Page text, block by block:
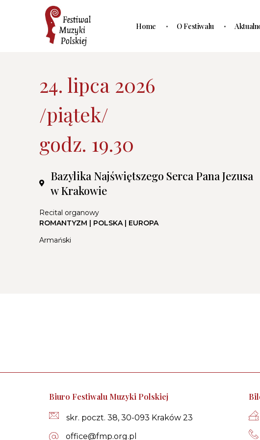
Home O Festiwalu
24. lipca 2026
/piątek/
godz. 19.30
Bazylika Najświętszego Serca Pana Jezusa
w Krakowie
Recital organowy
ROMANTYZM | POLSKA | EUROPA
Armański
Biu­ro Fe­sti­wa­lu Muzyki Polskiej
skr. poczt. 38, 30-093 Kra­ków 23
of­fi­ce­@fmp.org.pl